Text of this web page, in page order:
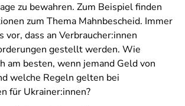
zu bewahren. Zum Beispiel finden
zum Thema Mahnbescheid. Immer
vor, dass an Verbraucher:innen
gestellt werden. Wie
am besten, wenn jemand Geld von
welche Regeln gelten bei
für Ukrainer:innen?